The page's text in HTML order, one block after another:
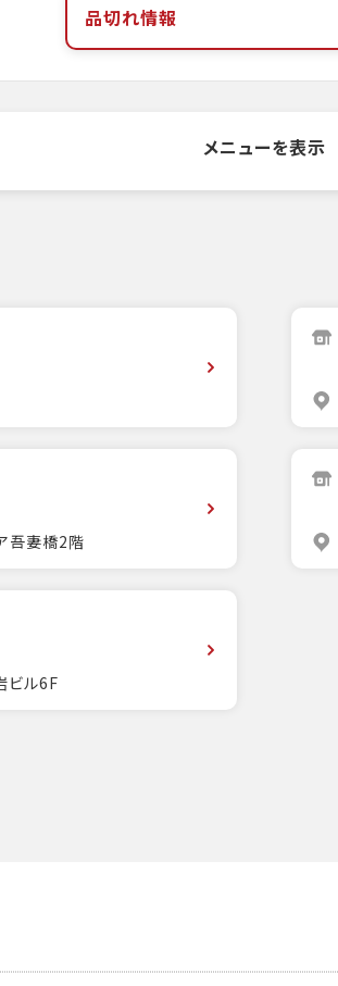
品切れ情報
メニューを表示
吾妻橋2階
ビル6F